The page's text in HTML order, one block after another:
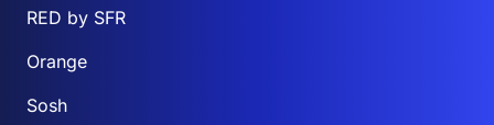
RED by SFR
Orange
Sosh